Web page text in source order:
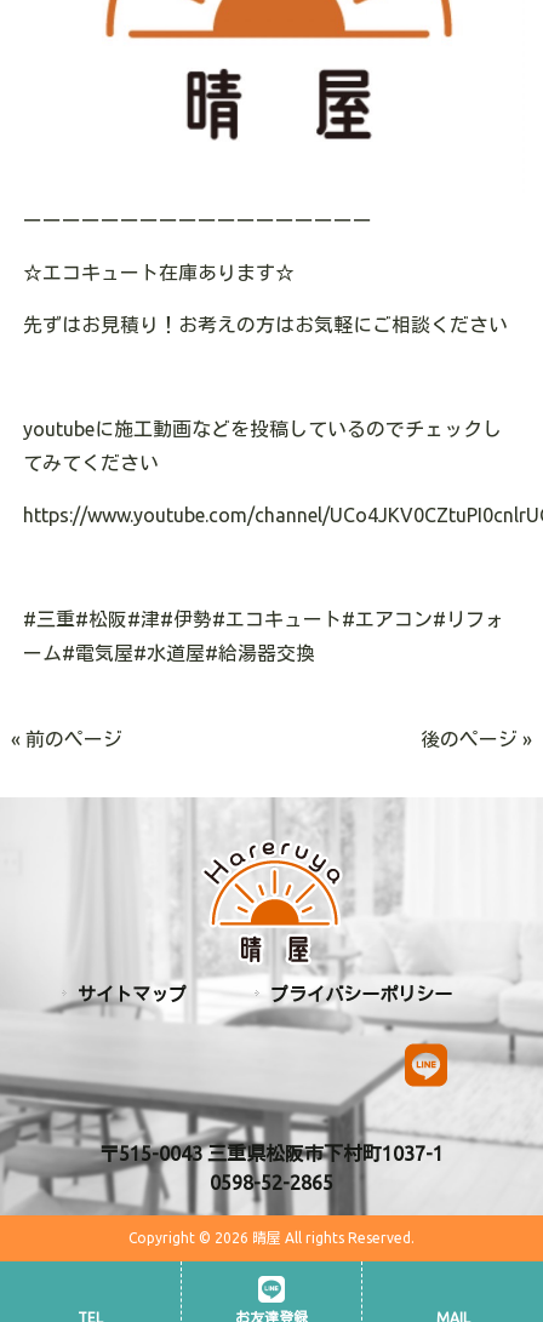
ーーーーーーーーーーーーーーーーーー
☆エコキュート在庫あります☆
先ずはお見積り！お考えの方はお気軽にご相談ください
youtubeに施工動画などを投稿しているのでチェックし
てみてください
https://www.youtube.com/channel/
#三重#松阪#津#伊勢#エコキュート#エアコン#リフォ
ーム#電気屋#水道屋#給湯器交換
« 前のページ 後のページ »
サイトマップ プライバシーポリシー
〒515-0043 三重県松阪市下村町1037-1
0598-52-2865
Copyright © 2026 晴屋 All rights Reserved.
TEL お友達登録 MAIL